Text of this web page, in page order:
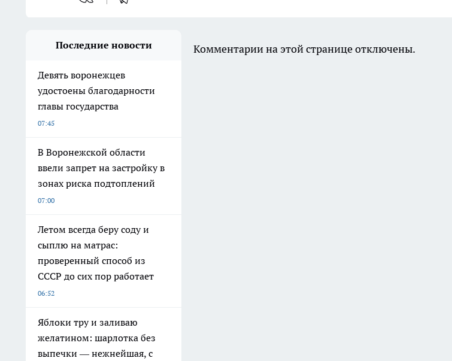
Последние новости
Девять воронежцев
удостоены благодарности
главы государства
07:45
В Воронежской области
ввели запрет на застройку в
зонах риска подтоплений
07:00
Летом всегда беру соду и
сыплю на матрас:
проверенный способ из
СССР до сих пор работает
06:52
Яблоки тру и заливаю
желатином: шарлотка без
выпечки — нежнейшая, с
Комментарии на этой странице отключены.